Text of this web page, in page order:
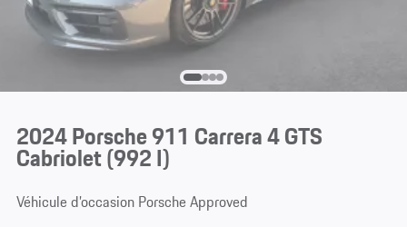
2024 Porsche 911 Carrera 4 GTS
Cabriolet(992 I)
Véhicule d’occasion Porsche Approved